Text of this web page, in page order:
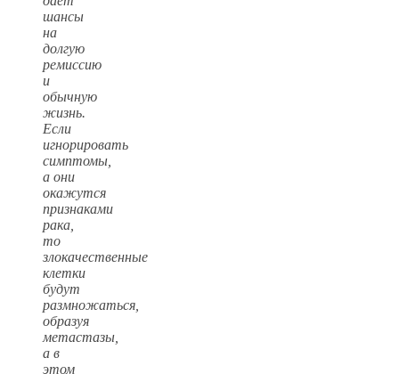
шансы
на
долгую
ремиссию
и
обычную
жизнь.
Если
игнорировать
симптомы,
а они
окажутся
признаками
рака,
то
злокачественные
клетки
будут
размножаться,
образуя
метастазы,
а в
этом